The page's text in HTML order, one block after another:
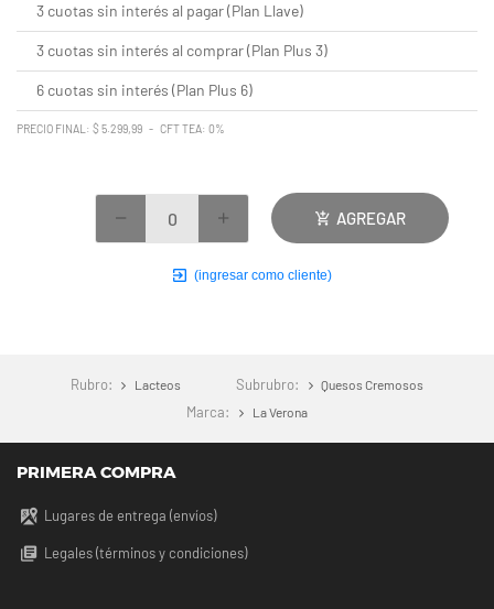
3 cuotas sin interés al pagar (Plan Llave)
3 cuotas sin interés al comprar (Plan Plus 3)
6 cuotas sin interés (Plan Plus 6)
PRECIO FINAL: $ 5.299,99 - CFT TEA: 0%
AGREGAR
(ingresar como cliente)
Rubro: Lacteos Subrubro: Quesos Cremosos
Marca: La Verona
PRIMERA COMPRA
Lugares de entrega (envíos)
Legales (términos y condiciones)